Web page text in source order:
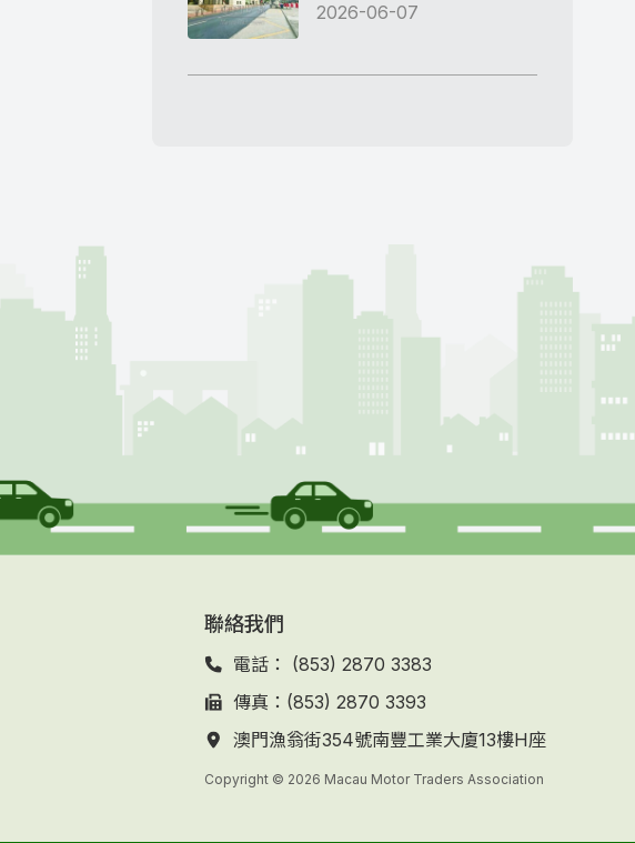
2026-06-07
聯絡我們
電話： (853) 2870 3383
傳真：(853) 2870 3393
澳門漁翁街354號南豐工業大廈13樓H座
Copyright © 2026 Macau Motor Traders Association